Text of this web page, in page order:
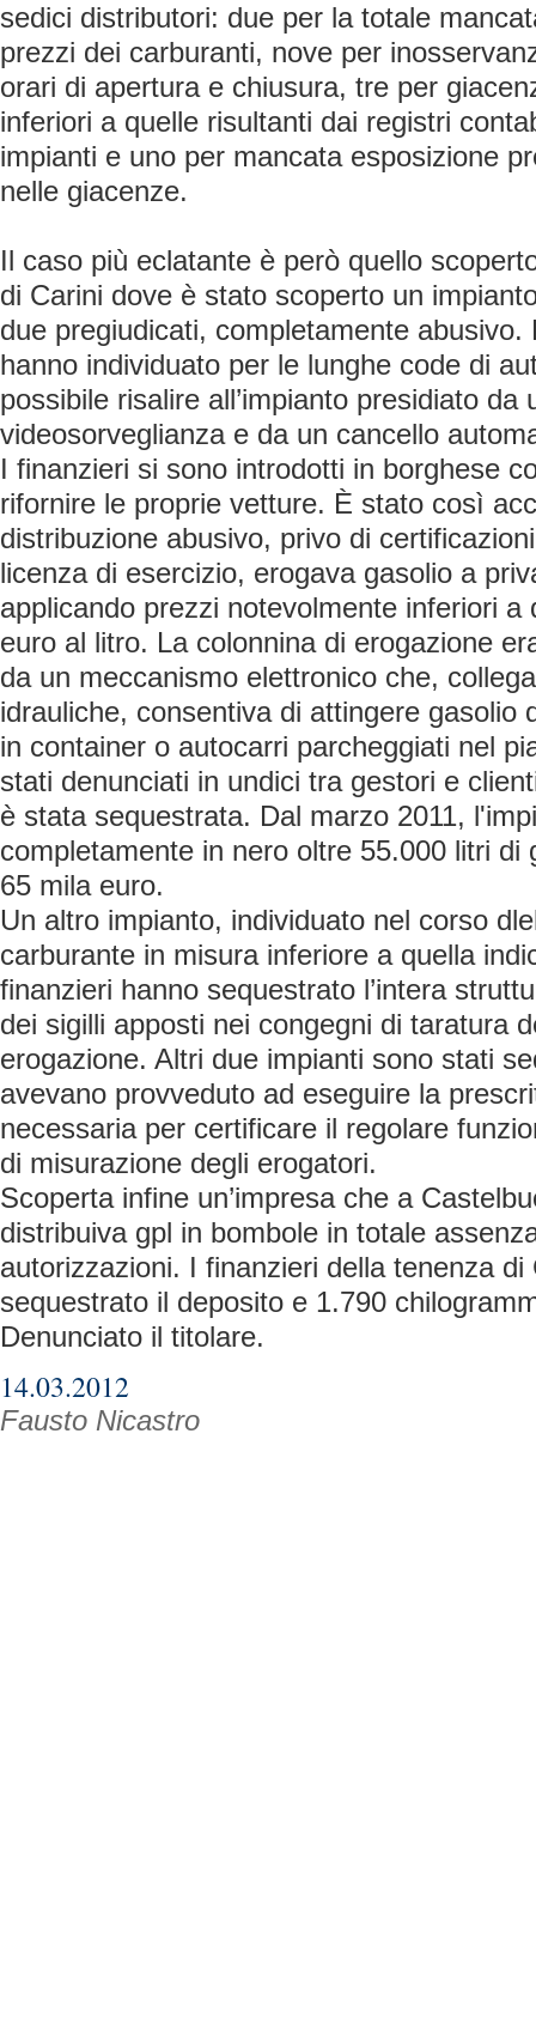
sedici distributori: due per la totale
prezzi dei carburanti, nove per
orari di apertura e chiusura, tre per
inferiori a quelle risultanti dai registri
impianti e uno per mancata esposizione
nelle giacenze.
Il caso più eclatante è però quello
di Carini dove è stato scoperto un
due pregiudicati, completamente abusivo.
hanno individuato per le lunghe code di
possibile risalire all’impianto presidiato da
videosorveglianza e da un cancello
I finanzieri si sono introdotti in borghese
rifornire le proprie vetture. È stato così
distribuzione abusivo, privo di
licenza di esercizio, erogava gasolio a
applicando prezzi notevolmente inferiori a
euro al litro. La colonnina di erogazione
da un meccanismo elettronico che,
idrauliche, consentiva di attingere gasolio
in container o autocarri parcheggiati nel
stati denunciati in undici tra gestori e
è stata sequestrata. Dal marzo 2011,
completamente in nero oltre 55.000 litri di
65 mila euro.
Un altro impianto, individuato nel corso
carburante in misura inferiore a quella
finanzieri hanno sequestrato l’intera
dei sigilli apposti nei congegni di taratura
erogazione. Altri due impianti sono stati
avevano provveduto ad eseguire la
necessaria per certificare il regolare
di misurazione degli erogatori.
Scoperta infine un’impresa che a
distribuiva gpl in bombole in totale
autorizzazioni. I finanzieri della tenenza di
sequestrato il deposito e 1.790
Denunciato il titolare.
14.03.2012
Fausto Nicastro